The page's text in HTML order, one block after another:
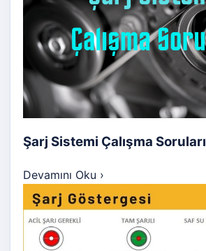
Şarj Sistemi Çalışma Soruları
Devamını Oku ›